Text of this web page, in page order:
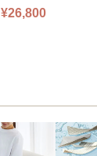
ファ フロアソファ 幅10
¥26,800